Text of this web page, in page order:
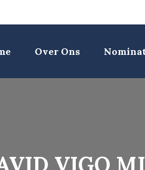
Over Ons